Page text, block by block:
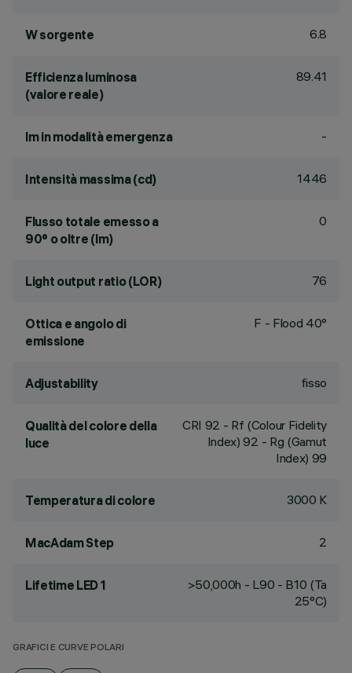
W sorgente 6.8
Efficienza luminosa
(valore reale)
89.41
lm in modalità emergenza -
Intensità massima (cd) 1446
Flusso totale emesso a
90° o oltre (lm)
0
Light output ratio (LOR) 76
Ottica e angolo di
emissione
F - Flood 40°
Adjustability fisso
Qualità del colore della
luce
CRI 92 - Rf (Colour Fidelity
Index) 92 - Rg (Gamut
Index) 99
Temperatura di colore 3000 K
MacAdam Step 2
Lifetime LED 1
>50,000h - L90 - B10 (Ta
25°C)
GRAFICI E CURVE POLARI